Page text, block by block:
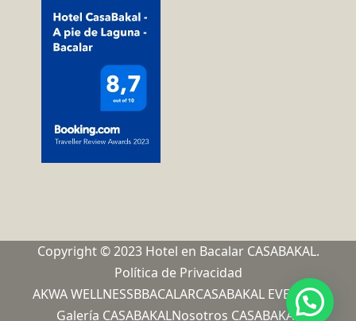
Copyright © 2023 Hotel en Bacalar CASABAKAL.
Política de Privacidad
AKWA WELLNESSBBACALARCASABAKAL EVENTOS
Galería CASABAKALNosotros CASABAKAL